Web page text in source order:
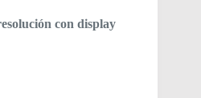
con display